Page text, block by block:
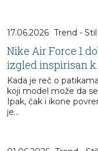
17.06.2026 Trend - Stil
Nike Air Force 1
izgled inspirisan
Kada je reč o
koji model može da
Ipak, čak i ikone
je...